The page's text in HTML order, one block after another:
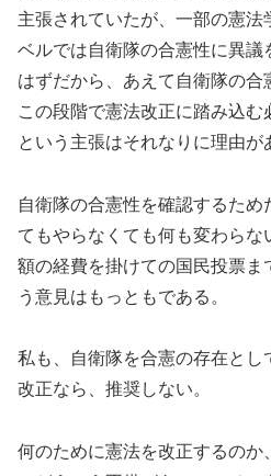
主張されていたが、一部の憲法
ベルでは自衛隊の合憲性に異議
はずだから、あえて自衛隊の合
この段階で憲法改正に踏み込む
という主張はそれなりに理由が
自衛隊の合憲性を確認するため
てもやらなくても何も変わら
額の経費を掛けての国民投票ま
う意見はもっともである。
私も、自衛隊を合憲の存在と
改正なら、推奨しない。
何のために憲法を改正するのか